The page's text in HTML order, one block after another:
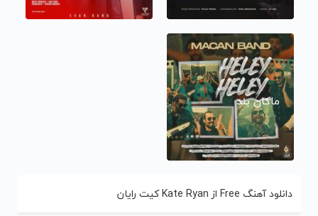
ماکان بند
دانلود آهنگ Free از Kate Ryan کیت رایان